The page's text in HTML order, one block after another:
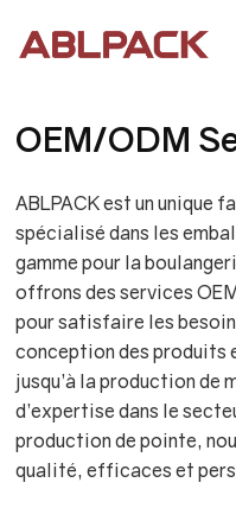
OEM/ODM
ABLPACK est un unique
spécialisé dans les
gamme pour la
offrons des services
pour satisfaire les
conception des produits
jusqu’à la production de
d’expertise dans le
production de pointe,
qualité, efficaces et